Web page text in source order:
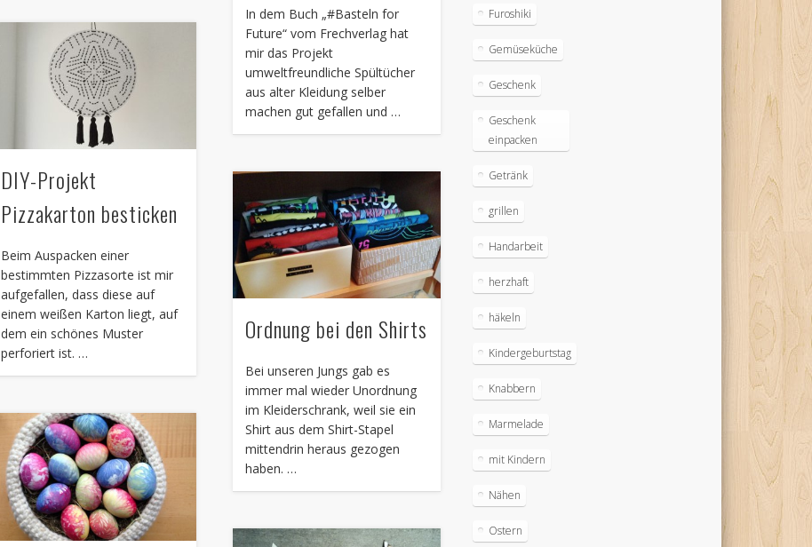
In dem Buch „#Basteln for
Future“ vom Frechverlag hat
mir das Projekt
umweltfreundliche Spültücher
aus alter Kleidung selber
machen gut gefallen und …
DIY-Projekt
Pizzakarton besticken
Beim Auspacken einer
bestimmten Pizzasorte ist mir
aufgefallen, dass diese auf
einem weißen Karton liegt, auf
dem ein schönes Muster
perforiert ist. …
Ordnung bei den Shirts
Bei unseren Jungs gab es
immer mal wieder Unordnung
im Kleiderschrank, weil sie ein
Shirt aus dem Shirt-Stapel
mittendrin heraus gezogen
haben. …
Furoshiki
Gemüseküche
Geschenk
Geschenk
einpacken
Getränk
grillen
Handarbeit
herzhaft
häkeln
Kindergeburtstag
Knabbern
Marmelade
mit Kindern
Nähen
Ostern